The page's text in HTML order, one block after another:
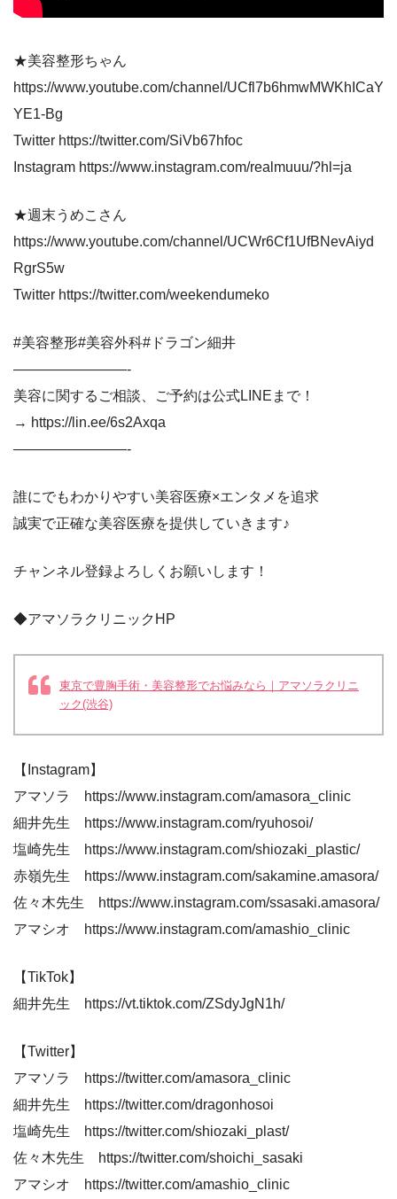
★美容整形ちゃん
https://www.youtube.com/channel/UCfl7b6hmwMWKhICaY
YE1-Bg
Twitter https://twitter.com/SiVb67hfoc
Instagram https://www.instagram.com/realmuuu/?hl=ja
★週末うめこさん
https://www.youtube.com/channel/UCWr6Cf1UfBNevAiyd
RgrS5w
Twitter https://twitter.com/weekendumeko
#美容整形#美容外科#ドラゴン細井
————————-
美容に関するご相談、ご予約は公式LINEまで！
→ https://lin.ee/6s2Axqa
————————-
誰にでもわかりやすい美容医療×エンタメを追求
誠実で正確な美容医療を提供していきます♪
チャンネル登録よろしくお願いします！
◆アマソラクリニックHP
東京で豊胸手術・美容整形でお悩みなら｜アマソラクリニ
ック(渋谷)
【Instagram】
アマソラ https://www.instagram.com/amasora_clinic
細井先生 https://www.instagram.com/ryuhosoi/
塩崎先生 https://www.instagram.com/shiozaki_plastic/
赤嶺先生 https://www.instagram.com/sakamine.amasora/
佐々木先生 https://www.instagram.com/ssasaki.amasora/
アマシオ https://www.instagram.com/amashio_clinic
【TikTok】
細井先生 https://vt.tiktok.com/ZSdyJgN1h/
【Twitter】
アマソラ https://twitter.com/amasora_clinic
細井先生 https://twitter.com/dragonhosoi
塩崎先生 https://twitter.com/shiozaki_plast/
佐々木先生 https://twitter.com/shoichi_sasaki
アマシオ https://twitter.com/amashio_clinic